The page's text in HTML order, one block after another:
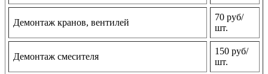
Демонтаж кранов, вентилей
70 руб/
шт.
Демонтаж смесителя
150 руб/
шт.